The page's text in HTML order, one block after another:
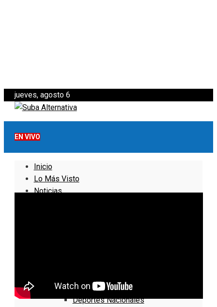
jueves, agosto 6
EN VIVO
Inicio
Lo Más Visto
Noticias
Deportes Locales
Deportes Nacionales